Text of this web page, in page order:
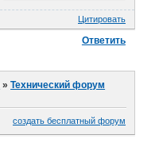
Цитировать
Ответить
»Технический форум
создать бесплатный форум